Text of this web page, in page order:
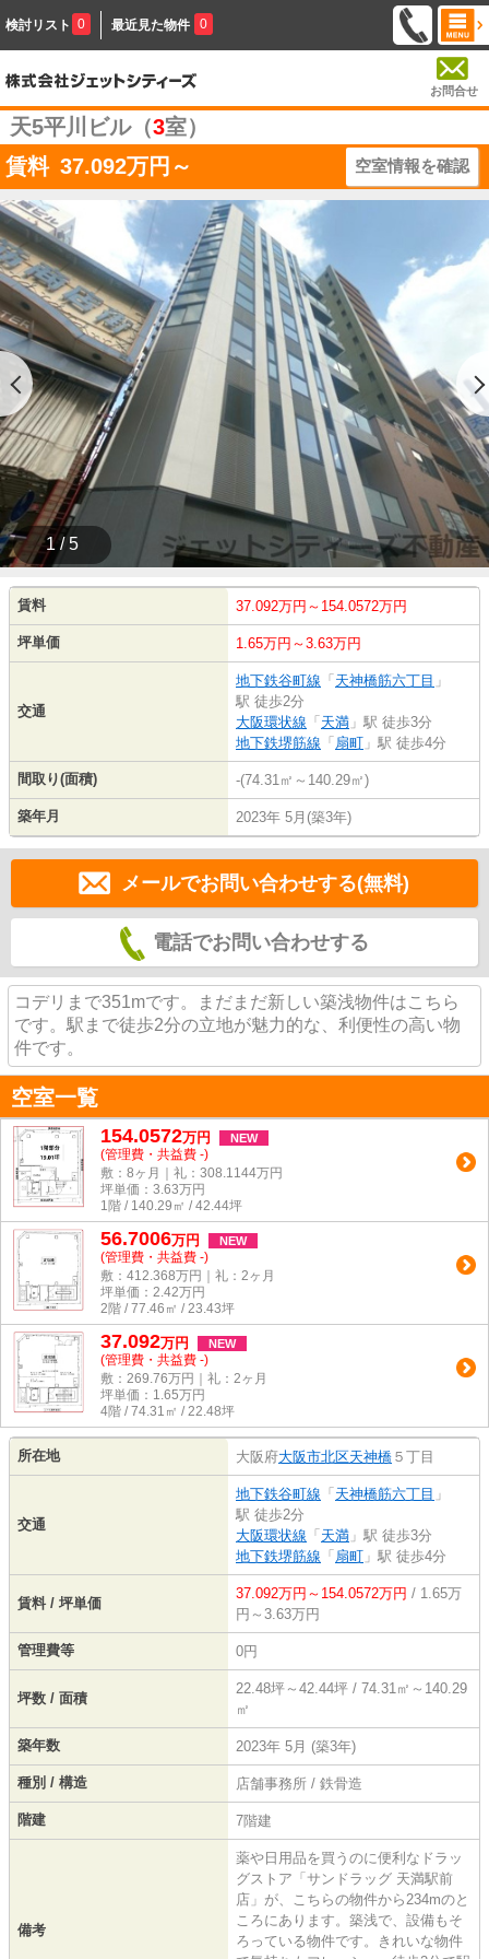
検討リスト 0 最近見た物件 0
お問合せ
天5平川ビル（3室）
賃料 37.092万円～ 空室情報を確認
1 / 5
賃料 37.092万円～154.0572万円
坪単価 1.65万円～3.63万円
交通
地下鉄谷町線 「 天神橋筋六丁目 」
駅 徒歩2分
大阪環状線 「 天満 」駅 徒歩3分
地下鉄堺筋線 「 扇町 」駅 徒歩4分
間取り(面積) -(74.31㎡～140.29㎡)
築年月 2023年 5月(築3年)
メールでお問い合わせする(無料)
電話でお問い合わせする
コデリまで351mです。まだまだ新しい築浅物件はこちら
です。駅まで徒歩2分の立地が魅力的な、利便性の高い物
件です。
空室一覧
154.0572万円 NEW
(管理費・共益費 -)
敷：8ヶ月｜礼：308.1144万円
坪単価： 3.63万円
1階 / 140.29㎡ / 42.44坪
56.7006万円 NEW
(管理費・共益費 -)
敷：412.368万円｜礼：2ヶ月
坪単価： 2.42万円
2階 / 77.46㎡ / 23.43坪
37.092万円 NEW
(管理費・共益費 -)
敷：269.76万円｜礼：2ヶ月
坪単価： 1.65万円
4階 / 74.31㎡ / 22.48坪
所在地 大阪府大阪市北区天神橋 ５丁目
交通
地下鉄谷町線 「 天神橋筋六丁目 」
駅 徒歩2分
大阪環状線 「 天満 」駅 徒歩3分
地下鉄堺筋線 「 扇町 」駅 徒歩4分
賃料 / 坪単価
37.092万円～154.0572万円 / 1.65万
円～3.63万円
管理費等 0円
坪数 / 面積
22.48坪～42.44坪 / 74.31㎡～140.29
㎡
築年数 2023年 5月 (築3年)
種別 / 構造 店舗事務所 / 鉄骨造
階建 7階建
備考
薬や日用品を買うのに便利なドラッ
グストア「サンドラッグ 天満駅前
店」が、こちらの物件から234mのと
ころにあります。築浅で、設備もそ
ろっている物件です。きれいな物件